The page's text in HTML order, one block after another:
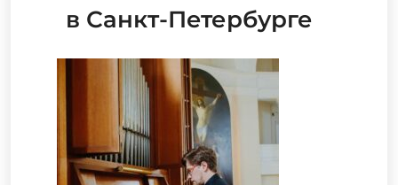
в Санкт-Петербурге